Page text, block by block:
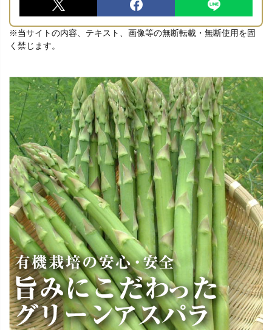
※当サイトの内容、テキスト、画像等の無断転載・無断使用を固
く禁じます。